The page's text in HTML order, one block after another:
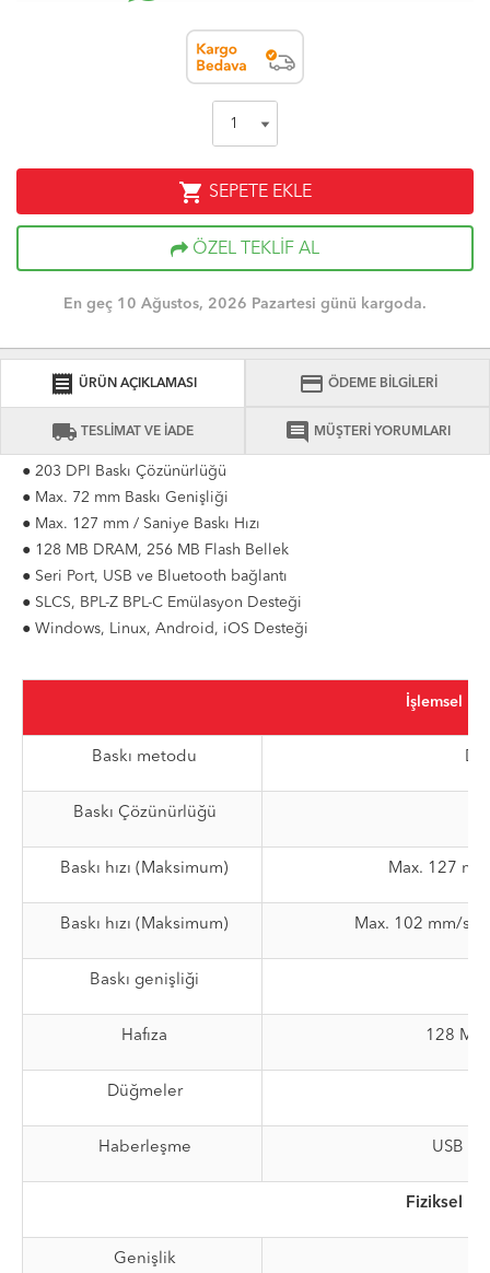
shopping_cart SEPETE EKLE
ÖZEL TEKLİF AL
En geç 10 Ağustos, 2026 Pazartesi günü kargoda.
receipt ÜRÜN AÇIKLAMASI credit_card ÖDEME BİLGİLERİ
local_shipping TESLİMAT VE İADE comment MÜŞTERİ YORUMLARI
● 203 DPI Baskı Çözünürlüğü
● Max. 72 mm Baskı Genişliği
● Max. 127 mm / Saniye Baskı Hızı
● 128 MB DRAM, 256 MB Flash Bellek
● Seri Port, USB ve Bluetooth bağlantı
● SLCS, BPL-Z BPL-C Emülasyon Desteği
● Windows, Linux, Android, iOS Desteği
İşlemsel
Baskı metodu
Baskı Çözünürlüğü
Baskı hızı (Maksimum) Max. 127
Baskı hızı (Maksimum) Max. 102 mm/
Baskı genişliği
Hafıza 128 MB
Düğmeler
Haberleşme USB
Fiziksel
Genişlik